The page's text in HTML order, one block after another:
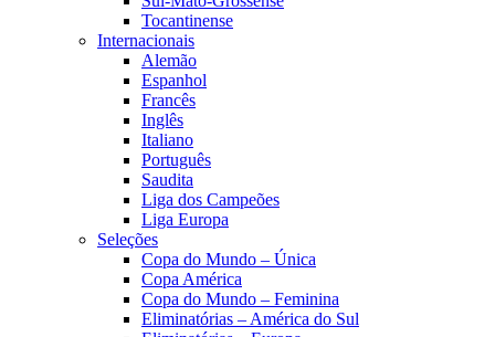
Tocantinense
Internacionais
Alemão
Espanhol
Francês
Inglês
Italiano
Português
Saudita
Liga dos Campeões
Liga Europa
Seleções
Copa do Mundo – Única
Copa América
Copa do Mundo – Feminina
Eliminatórias – América do Sul